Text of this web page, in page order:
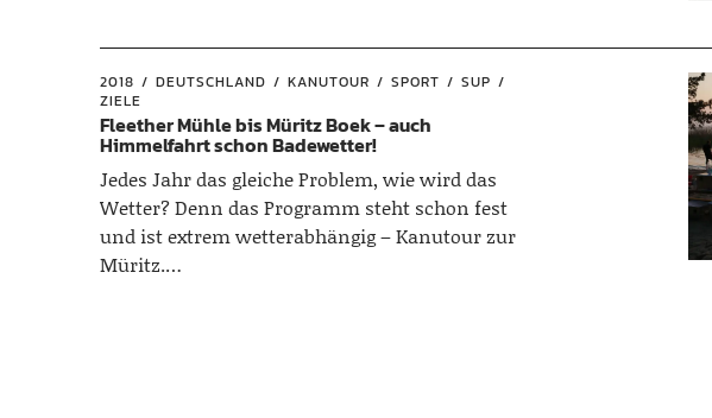
2018 DEUTSCHLAND KANUTOUR SPORT
SUP
ZIELE
Fleether Mühle bis Müritz Boek – auch
Himmelfahrt schon Badewetter!
Jedes Jahr das gleiche Problem, wie wird das
Wetter? Denn das Programm steht schon fest
und ist extrem wetterabhängig – Kanutour zur
Müritz.…